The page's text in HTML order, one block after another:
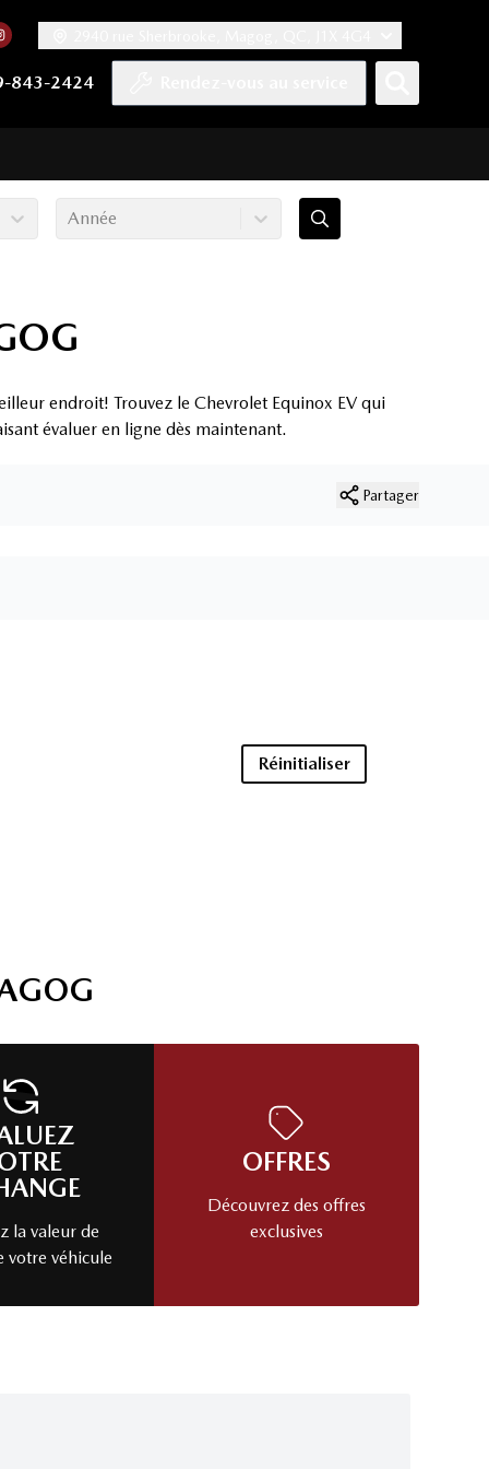
843-2424
TwitterYouTube
compte Tiktok
notre compte LinkedIn
vers notre compte Instagram
Année
endroit! Trouvez le Chevrolet Equinox EV qui
évaluer en ligne dès maintenant.
Partager
Réinitialiser
la valeur de
votre véhicule
OFFRES
Découvrez des offres
exclusives